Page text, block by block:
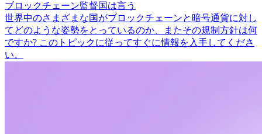
ブロックチェーン監督国は言う
世界中のさまざまな国がブロックチェーンと暗号通貨に対し
てどのような姿勢をとっているのか、またその規制方針は何
ですか? このトピックに従ってすぐに情報を入手してくださ
い。